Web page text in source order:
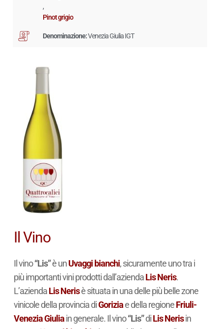
,
Pinot grigio
Denominazione:Venezia Giulia IGT
Il Vino
Il vino“Lis”è unUvaggi bianchi, sicuramente uno tra i
più importanti vini prodotti dall’aziendaLis Neris.
L’aziendaLis Nerisè situata in una delle più belle zone
vinicole della provincia diGoriziae della regioneFriuli-
Venezia Giuliain generale. Il vino“Lis”diLis Nerisin